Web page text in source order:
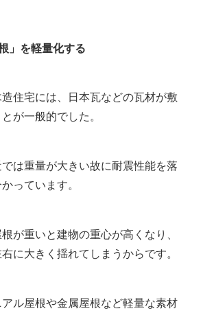
」を軽量化する
住宅には、日本瓦などの瓦材が敷
が一般的でした。
は重量が大きい故に耐震性能を落
っています。
が重いと建物の重心が高くなり、
に大きく揺れてしまうからです。
ル屋根や金属屋根など軽量な素材